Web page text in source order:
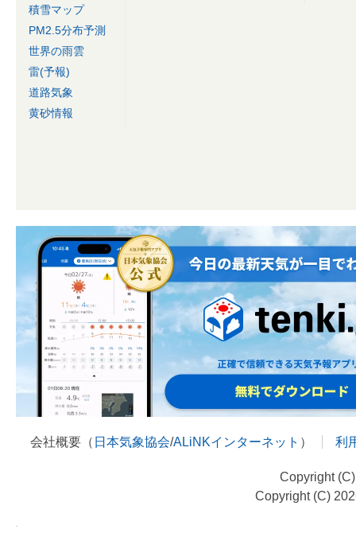
積雪マップ
PM2.5分布予測
世界の雨雲
雷(予報)
道路気象
黄砂情報
会社概要（ 日本気象協会/ALiNKインターネット ） 利
Copyright
Copyright (C)